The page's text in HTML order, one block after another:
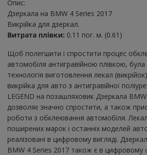
Опис:
Дзеркала на BMW 4 Series 2017
Викрійка для дзеркал.
Витрата плівки: 0.11 пог. м. (0.61)
Щоб полегшити і спростити процес
автомобіля антигравійною плівкою,
технологія виготовлення лекал
викрійка для авто з антигравійної
LEGEND на позашляховик Дзеркала
дозволяє значно спростити, а також
роботи з обклеювання автомобіля.
поширених марок і останніх моделей
реалізовані в цифровому вигляді.
BMW 4 Series 2017 також є в цифровому